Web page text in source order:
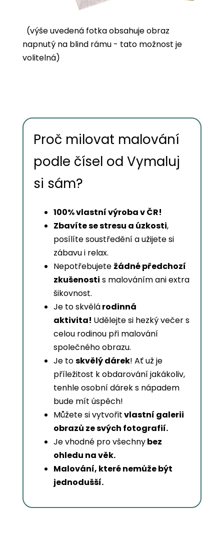
(výše uvedená fotka obsahuje obraz
napnutý na blind rámu - tato možnost je
volitelná)
Proč milovat malování
podle čísel od Vymaluj
si sám?
100% vlastní výroba v ČR!
Zbavíte se stresu a úzkosti,
posílíte soustředění a užijete si
zábavu i relax.
Nepotřebujete žádné předchozí
zkušenosti s malováním ani extra
šikovnost.
Je to skvělárodinná
aktivita! Udělejte si hezký večer s
celou rodinou při malování
společného obrazu.
Je toskvělý dárek! Ať už je
příležitost k obdarování jakákoliv,
tenhle osobní dárek s nápadem
bude mít úspěch!
Můžete si vytvořitvlastní galerii
obrazů ze svých fotografií.
Je vhodné pro všechnybez
ohledu na věk.
Malování, které nemůže být
jednodušší.